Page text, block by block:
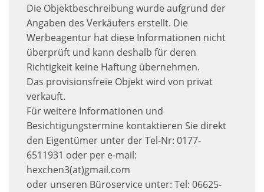
Die Objektbeschreibung wurde aufgrund der
Angaben des Verkäufers erstellt. Die
Werbeagentur hat diese Informationen nicht
überprüft und kann deshalb für deren
Richtigkeit keine Haftung übernehmen.
Das provisionsfreie Objekt wird von privat
verkauft.
Für weitere Informationen und
Besichtigungstermine kontaktieren Sie direkt
den Eigentümer unter der Tel-Nr: 0177-
6511931 oder per e-mail:
hexchen3(at)gmail.com
oder unseren Büroservice unter: Tel: 06625-